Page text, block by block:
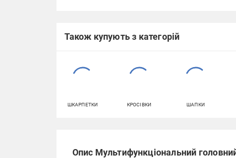
Також купують з категорій
ШКАРПЕТКИ КРОСІВКИ ШАПКИ
Опис Мультифункціональний